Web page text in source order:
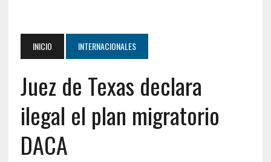
INICIO INTERNACIONALES
Juez de Texas declara
ilegal el plan migratorio
DACA